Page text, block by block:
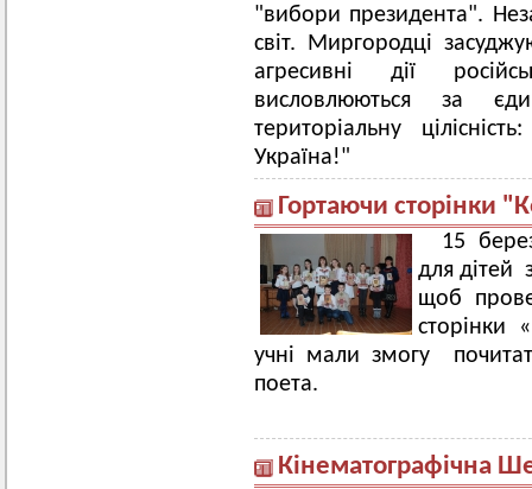
"вибори президента".
світ. Миргородці
агресивні дії
висловлюються за
територіальну
Україна!"
Гортаючи сторінки
15
для дітей
щоб
сторінки
учні мали змогу
поета.
Кінематографічна